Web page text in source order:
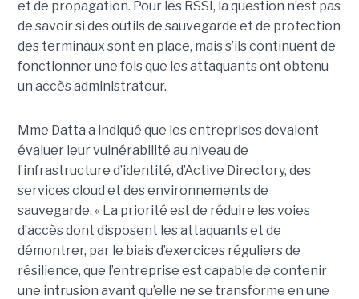
et de propagation. Pour les RSSI, la question n’est pas
de savoir si des outils de sauvegarde et de protection
des terminaux sont en place, mais s’ils continuent de
fonctionner une fois que les attaquants ont obtenu
un accès administrateur.
Mme Datta a indiqué que les entreprises devaient
évaluer leur vulnérabilité au niveau de
l’infrastructure d’identité, d’Active Directory, des
services cloud et des environnements de
sauvegarde. « La priorité est de réduire les voies
d’accès dont disposent les attaquants et de
démontrer, par le biais d’exercices réguliers de
résilience, que l’entreprise est capable de contenir
une intrusion avant qu’elle ne se transforme en une